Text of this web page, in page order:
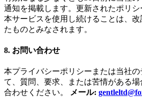
通知を掲載します。更新されたポリ
本サービスを使用し続けることは、
たものとみなされます。
8. お問い合わせ
本プライバシーポリシーまたは当社
て、質問、要求、または苦情がある
合わせください。
メール: